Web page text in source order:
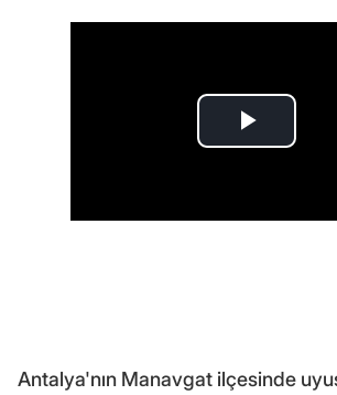
Antalya'nın Manavgat ilçesinde